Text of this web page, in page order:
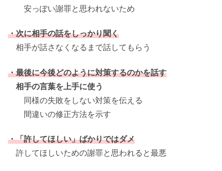
安っぽい謝罪と思われないため
・次に相手の話をしっかり聞く
相手が話さなくなるまで話してもらう
・最後に今後どのように対策するのかを話す
相手の言葉を上手に使う
同様の失敗をしない対策を伝える
間違いの修正方法を示す
・「許してほしい」ばかりではダメ
許してほしいための謝罪と思われると最悪